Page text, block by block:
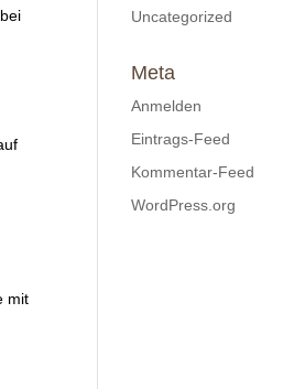
mit
Uncategorized
Meta
Anmelden
Eintrags-Feed
Kommentar-Feed
WordPress.org